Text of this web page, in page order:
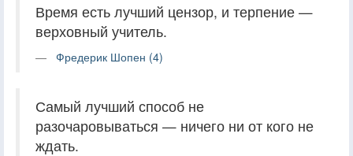
Время есть лучший цензор, и терпение —
верховный учитель.
Фредерик Шопен (4)
Самый лучший способ не
разочаровываться — ничего ни от кого не
ждать.